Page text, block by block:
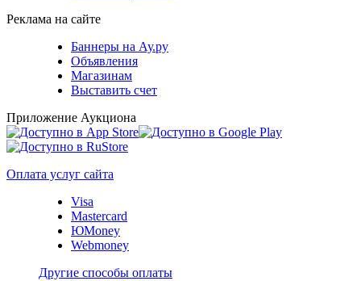
Реклама на сайте
Баннеры на Ау.ру
Объявления
Магазинам
Выставить счет
Приложение Аукциона
Оплата услуг сайта
Visa
Mastercard
ЮMoney
Webmoney
Другие способы оплаты